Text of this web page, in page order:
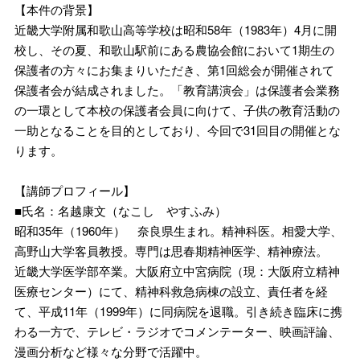
【本件の背景】
近畿大学附属和歌山高等学校は昭和58年（1983年）4月に開
校し、その夏、和歌山駅前にある農協会館において1期生の
保護者の方々にお集まりいただき、第1回総会が開催されて
保護者会が結成されました。「教育講演会」は保護者会業務
の一環として本校の保護者会員に向けて、子供の教育活動の
一助となることを目的としており、今回で31回目の開催とな
ります。
【講師プロフィール】
■氏名：名越康文（なこし やすふみ）
昭和35年（1960年） 奈良県生まれ。精神科医。相愛大学、
高野山大学客員教授。専門は思春期精神医学、精神療法。
近畿大学医学部卒業。大阪府立中宮病院（現：大阪府立精神
医療センター）にて、精神科救急病棟の設立、責任者を経
て、平成11年（1999年）に同病院を退職。引き続き臨床に携
わる一方で、テレビ・ラジオでコメンテーター、映画評論、
漫画分析など様々な分野で活躍中。